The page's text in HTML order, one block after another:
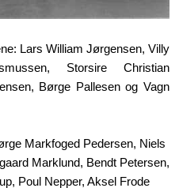
Lars William Jørgensen, Villy
Storsire Christian
Børge Pallesen og Vagn
Markfoged Pedersen, Niels
Marklund, Bendt Petersen,
Poul Nepper, Aksel Frode